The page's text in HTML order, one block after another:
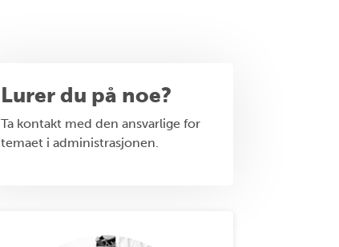
Lurer du på noe?
Ta kontakt med den ansvarlige for
temaet i administrasjonen.